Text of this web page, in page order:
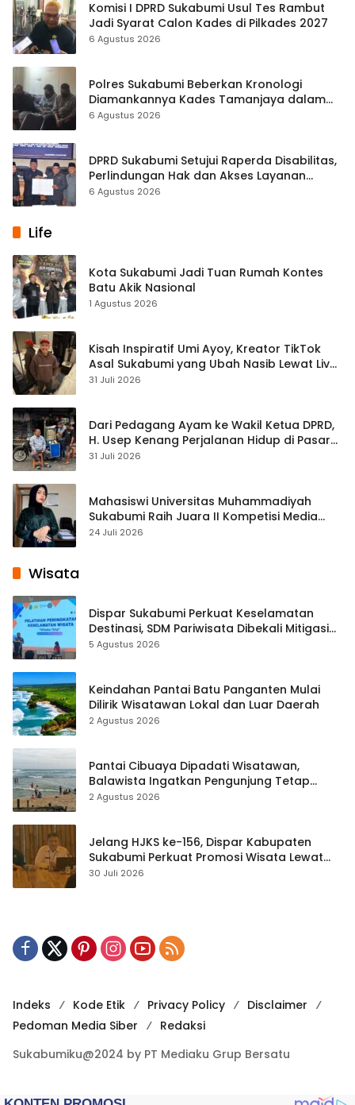
Komisi I DPRD Sukabumi Usul Tes Rambut
Jadi Syarat Calon Kades di Pilkades 2027
6 Agustus 2026
Polres Sukabumi Beberkan Kronologi
Diamankannya Kades Tamanjaya dalam
Kasus Sabu
6 Agustus 2026
DPRD Sukabumi Setujui Raperda Disabilitas,
Perlindungan Hak dan Akses Layanan
Diperkuat
6 Agustus 2026
Life
Kota Sukabumi Jadi Tuan Rumah Kontes
Batu Akik Nasional
1 Agustus 2026
Kisah Inspiratif Umi Ayoy, Kreator TikTok
Asal Sukabumi yang Ubah Nasib Lewat Live
Streaming
31 Juli 2026
Dari Pedagang Ayam ke Wakil Ketua DPRD,
H. Usep Kenang Perjalanan Hidup di Pasar
Cisaat
31 Juli 2026
Mahasiswi Universitas Muhammadiyah
Sukabumi Raih Juara II Kompetisi Media
Pembelajaran Digital Tingkat Internasional
24 Juli 2026
Wisata
Dispar Sukabumi Perkuat Keselamatan
Destinasi, SDM Pariwisata Dibekali Mitigasi
hingga Teknik Evakuasi
5 Agustus 2026
Keindahan Pantai Batu Panganten Mulai
Dilirik Wisatawan Lokal dan Luar Daerah
2 Agustus 2026
Pantai Cibuaya Dipadati Wisatawan,
Balawista Ingatkan Pengunjung Tetap
Waspada
2 Agustus 2026
Jelang HJKS ke-156, Dispar Kabupaten
Sukabumi Perkuat Promosi Wisata Lewat
Publikasi Digital
30 Juli 2026
Indeks Kode Etik Privacy Policy
Disclaimer
Pedoman Media Siber
Redaksi
Sukabumiku@2024 by PT Mediaku Grup Bersatu